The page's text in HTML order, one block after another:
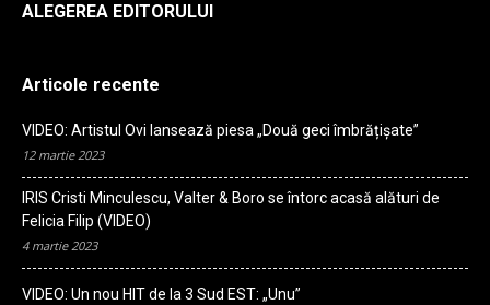
ALEGEREA EDITORULUI
Articole recente
VIDEO: Artistul Ovi lansează piesa „Două geci îmbrățișate”
12 martie 2023
IRIS Cristi Minculescu, Valter & Boro se întorc acasă alături de
Felicia Filip (VIDEO)
4 martie 2023
VIDEO: Un nou HIT de la 3 Sud EST: „Unu”